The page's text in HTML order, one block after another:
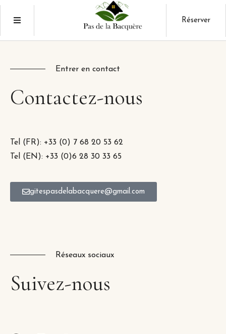
Réserver
Entrer en contact
Contactez-nous
Tel (FR): +33 (0) 7 68 20 53 62
Tel (EN): +33 (0)6 28 30 33 65
gitespasdelabacquere@gmail.com
Réseaux sociaux
Suivez-nous